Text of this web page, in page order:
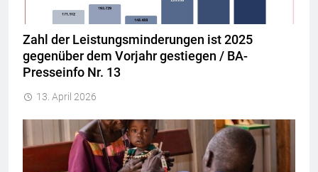
Zahl der Leistungsminderungen ist 2025
gegenüber dem Vorjahr gestiegen / BA-
Presseinfo Nr. 13
13. April 2026